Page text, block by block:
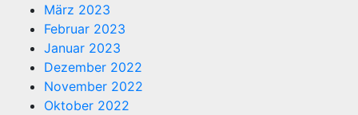
März 2023
Februar 2023
Januar 2023
Dezember 2022
November 2022
Oktober 2022